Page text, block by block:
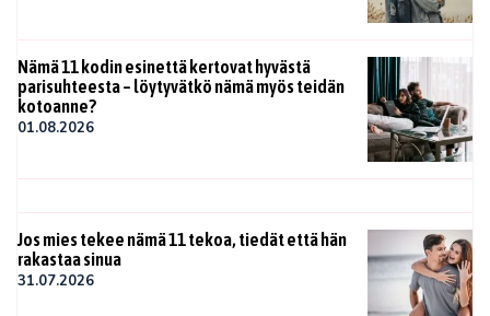
Nämä 11 kodin esinettä kertovat hyvästä
parisuhteesta – löytyvätkö nämä myös teidän
kotoanne?
01.08.2026
Jos mies tekee nämä 11 tekoa, tiedät että hän
rakastaa sinua
31.07.2026